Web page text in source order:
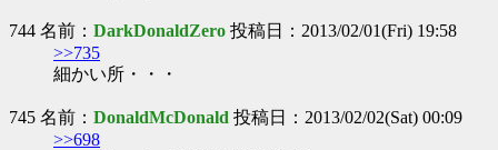
744 名前： DarkDonaldZero 投稿日：2013/02/01(Fri) 19:58
>>735
細かい所・・・
745 名前： DonaldMcDonald 投稿日：2013/02/02(Sat) 00:09
>>698